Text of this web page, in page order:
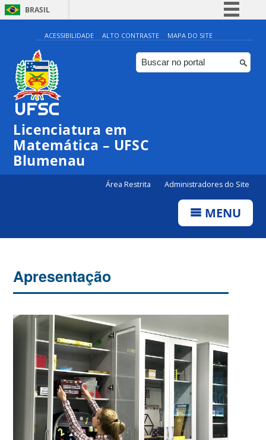
BRASIL
Simplifique!
Comunica BR
Participe
ACESSIBILIDADE ALTO CONTRASTE MAPA DO SITE
Licenciatura em
Matemática – UFSC
Blumenau
Área Restrita Administradores do Site
MENU
Apresentação